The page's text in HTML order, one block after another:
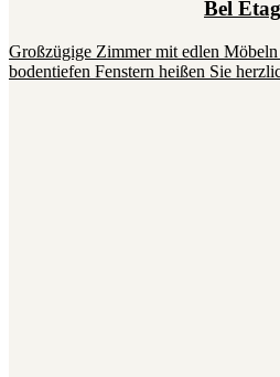
Bel
Großzügige Zimmer mit edlen
bodentiefen Fenstern heißen Sie